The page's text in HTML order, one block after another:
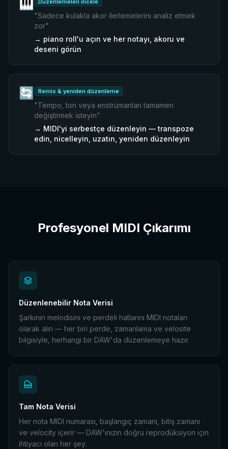
🎹 Düzenlemeleri incele
"Sadece kulakla akor ilerlemelerini analiz etmek
zor"
→ piano roll'u açın ve her notayı, akoru ve
deseni görün
🔄 Remix & yeniden düzenleme
"Tempo, ton veya enstrümanları tamamen
değiştirmek isteyin"
→ MIDI'yi serbestçe düzenleyin — transpoze
edin, nicelleyin, uzatın, yeniden düzenleyin
Profesyonel MIDI Çıkarımı
Düzenlenebilir Nota Verisi
Şarkının melodisini ve perdeli hatlarını MIDI notaları
olarak alın — her biri perde, zamanlama ve velosite
bilgisiyle, herhangi bir DAW'da düzenlemeye hazır.
Tam Nota Verisi
Her nota MIDI numarası, başlangıç zamanı, bitiş zamanı
ve velocity içerir — DAW'ınızın doğru reprodüksiyon için
ihtiyacı olan her şey.